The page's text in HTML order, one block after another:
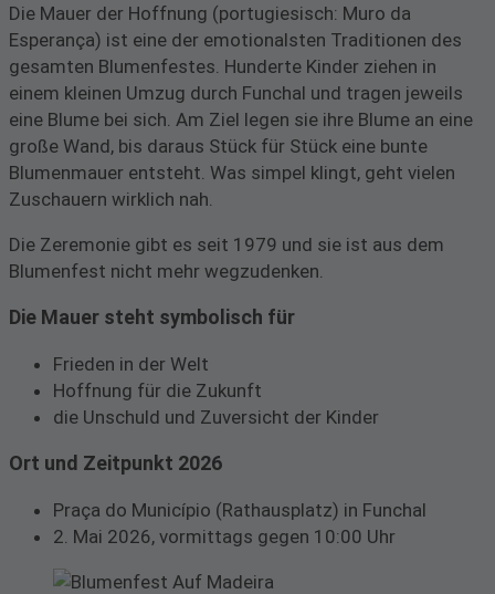
Die Mauer der Hoffnung (portugiesisch: Muro da
Esperança) ist eine der emotionalsten Traditionen des
gesamten Blumenfestes. Hunderte Kinder ziehen in
einem kleinen Umzug durch Funchal und tragen jeweils
eine Blume bei sich. Am Ziel legen sie ihre Blume an eine
große Wand, bis daraus Stück für Stück eine bunte
Blumenmauer entsteht. Was simpel klingt, geht vielen
Zuschauern wirklich nah.
Die Zeremonie gibt es seit 1979 und sie ist aus dem
Blumenfest nicht mehr wegzudenken.
Die Mauer steht symbolisch für
Frieden in der Welt
Hoffnung für die Zukunft
die Unschuld und Zuversicht der Kinder
Ort und Zeitpunkt 2026
Praça do Município (Rathausplatz) in Funchal
2. Mai 2026, vormittags gegen 10:00 Uhr